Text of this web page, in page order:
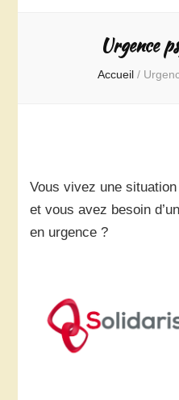
Urgence
Accueil /
Vous vivez une
et vous avez besoin
en urgence ?